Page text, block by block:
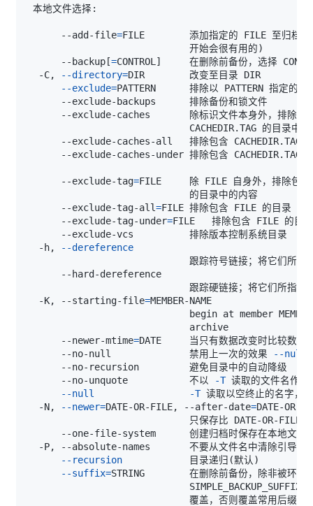
      --add-file
=FILE        添加指定的 FILE 至归档
                             开始会很有用的
)
      --backup
[=CONTROL ]
  -C,
--directory=
--exclude=
      --exclude-tag
=
      --exclude-tag-all
=
      --exclude-tag-under
=
  -h,
--dereference
  -K, --starting-file
=
      --newer-mtime
=
      --no-null              禁用上一次的效果
--null
      --no-unquote           不以
-T
--null
-T
  -N,
--newer=DATE-OR-FILE, --after-date=
--recursion
            目录递归
(默认 )
--suffix=
                             覆盖，否则覆盖常用后缀